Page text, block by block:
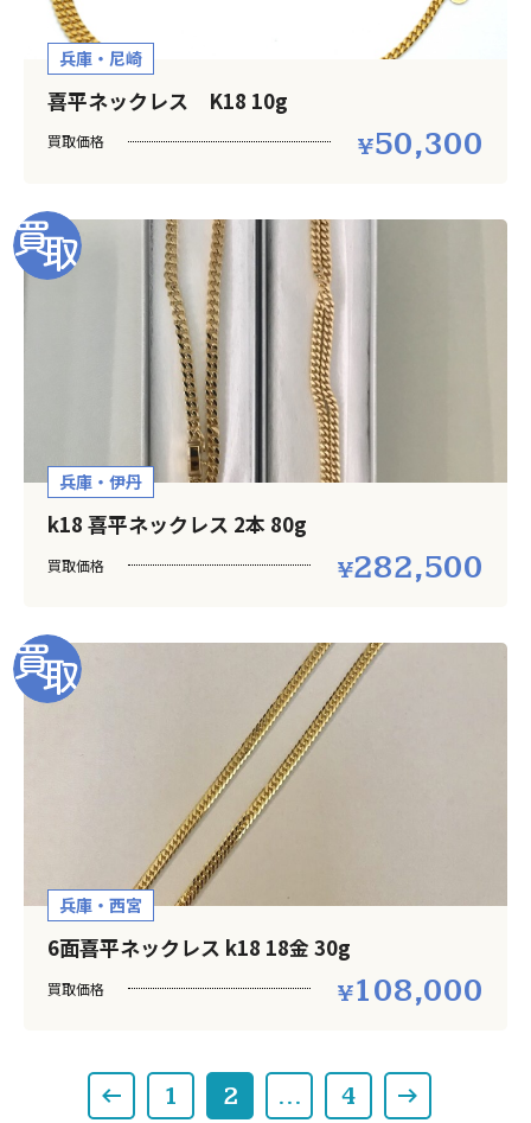
兵庫・尼崎
喜平ネックレス K18 10g
買取価格 50,300
兵庫・伊丹
k18 喜平ネックレス 2本 80g
買取価格 282,500
兵庫・西宮
6面喜平ネックレス k18 18金 30g
買取価格 108,000
1 2 … 4